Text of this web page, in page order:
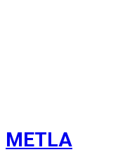
METLA